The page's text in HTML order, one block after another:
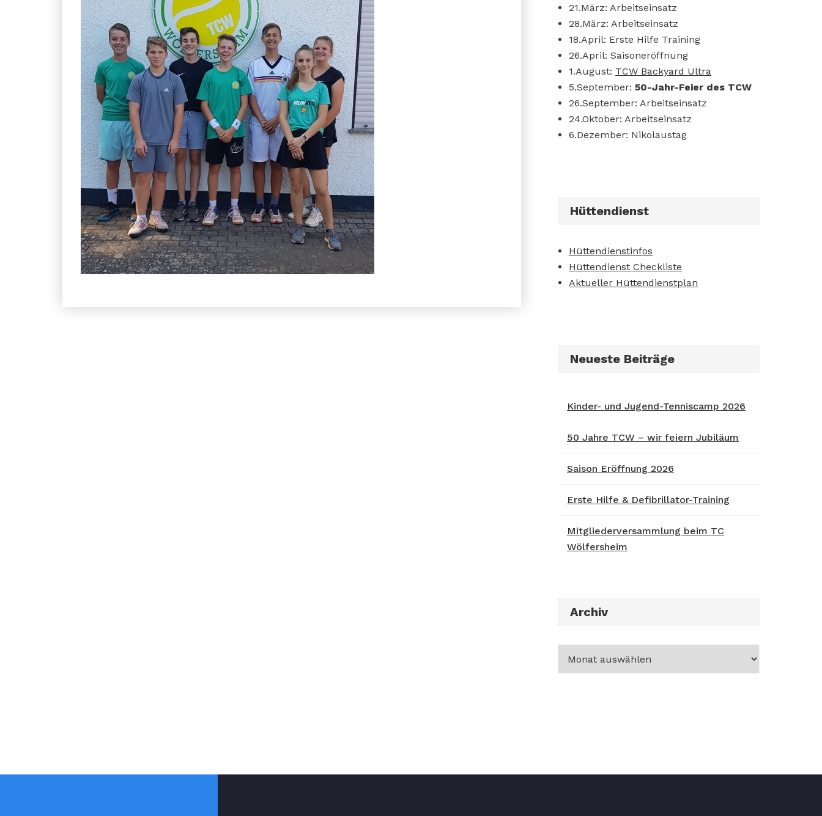
21.März: Arbeitseinsatz
28.März: Arbeitseinsatz
18.April: Erste Hilfe Training
26.April: Saisoneröffnung
1.August: TCW Backyard Ultra
5.September: 50-Jahr-Feier des TCW
26.September: Arbeitseinsatz
24.Oktober: Arbeitseinsatz
6.Dezember: Nikolaustag
Hüttendienst
Hüttendienstinfos
Hüttendienst Checkliste
Aktueller Hüttendienstplan
Neueste Beiträge
Kinder- und Jugend-Tenniscamp 2026
50 Jahre TCW – wir feiern Jubiläum
Saison Eröffnung 2026
Erste Hilfe & Defibrillator-Training
Mitgliederversammlung beim TC
Wölfersheim
Archiv